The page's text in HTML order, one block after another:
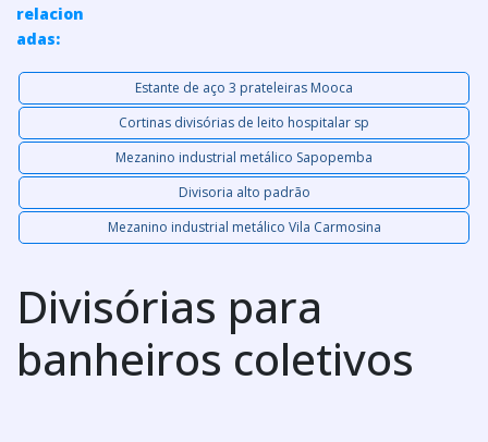
relacion
adas:
Estante de aço 3 prateleiras Mooca
Cortinas divisórias de leito hospitalar sp
Mezanino industrial metálico Sapopemba
Divisoria alto padrão
Mezanino industrial metálico Vila Carmosina
Divisórias para
banheiros coletivos